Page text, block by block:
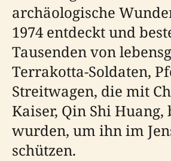
archäologische
1974 entdeckt und
Tausenden von
Terrakotta-Soldaten,
Streitwagen, die mit
Kaiser, Qin Shi Huang,
wurden, um ihn im
schützen.